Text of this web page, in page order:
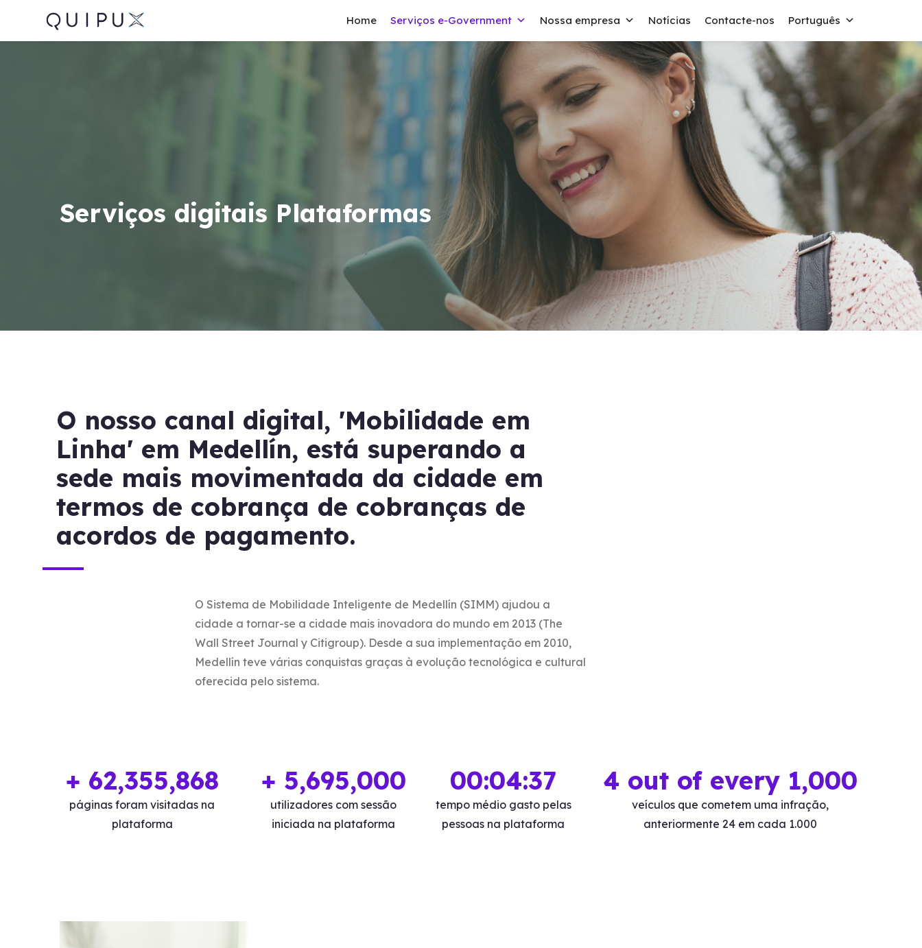
Home Serviços e-Government Nossa empresa Notícias Contacte-nos Português
Serviços digitais Plataformas
O nosso canal digital, 'Mobilidade em
Linha' em Medellín, está superando a
sede mais movimentada da cidade em
termos de cobrança de cobranças de
acordos de pagamento.
O Sistema de Mobilidade Inteligente de Medellín (SIMM) ajudou a
cidade a tornar-se a cidade mais inovadora do mundo em 2013 (The
Wall Street Journal y Citigroup). Desde a sua implementação em 2010,
Medellín teve várias conquistas graças à evolução tecnológica e cultural
oferecida pelo sistema.
+ 62,355,868
páginas foram visitadas na
plataforma
+ 5,695,000
utilizadores com sessão
iniciada na plataforma
00:04:37
tempo médio gasto pelas
pessoas na plataforma
4 out of every 1,000
veículos que cometem uma infração,
anteriormente 24 em cada 1.000